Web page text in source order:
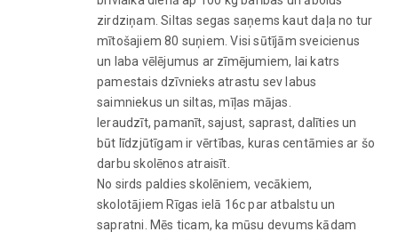
zirdziņam. Siltas segas saņems kaut daļa no tur
mītošajiem 80 suņiem. Visi sūtījām sveicienus
un laba vēlējumus ar zīmējumiem, lai katrs
pamestais dzīvnieks atrastu sev labus
saimniekus un siltas, mīļas mājas.
Ieraudzīt, pamanīt, sajust, saprast, dalīties un
būt līdzjūtīgam ir vērtības, kuras centāmies ar šo
darbu skolēnos atraisīt.
No sirds paldies skolēniem, vecākiem,
skolotājiem Rīgas ielā 16c par atbalstu un
sapratni. Mēs ticam, ka mūsu devums kādam